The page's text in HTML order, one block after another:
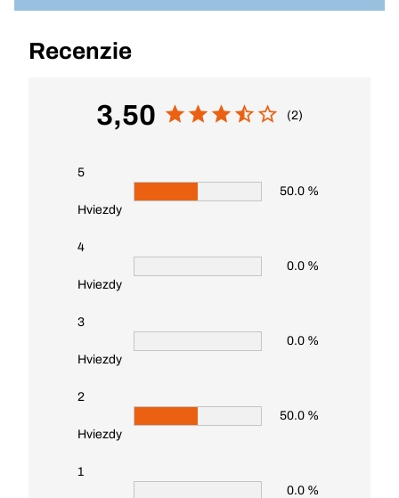
Recenzie
3,50 (2)
5
Hviezdy
50.0 %
4
Hviezdy
0.0 %
3
Hviezdy
0.0 %
2
Hviezdy
50.0 %
1
0.0 %